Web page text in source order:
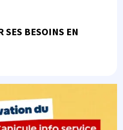
SES BESOINS EN